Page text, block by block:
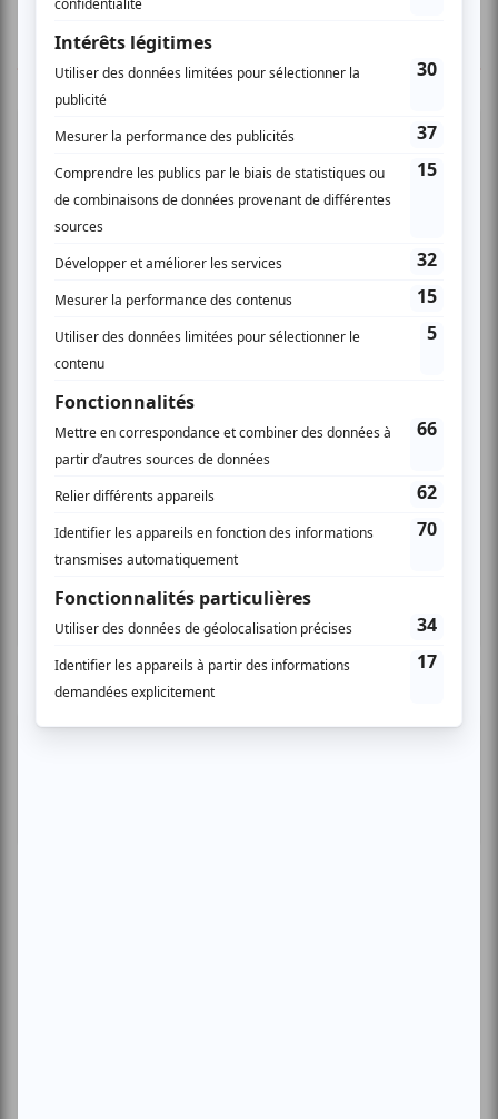
TOUTES LES OFFRES
Festival Colline
Musique Québécoise Pop franco
Festival Colline
Lac-Mégantic
Plusieurs offres promo